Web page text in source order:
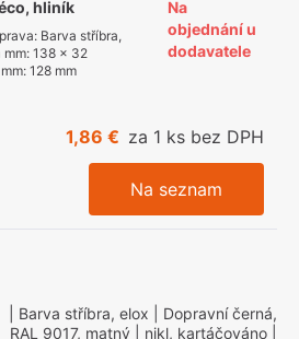
hliník
: Barva stříbra,
mm:138 x 32
:128 mm
Na
objednání u
dodavatele
1,86 € za 1 ks bez DPH
Na seznam
| Barva stříbra, elox | Dopravní černá,
RAL 9017, matný | nikl, kartáčováno